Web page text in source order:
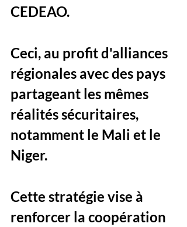
CEDEAO.
Ceci, au profit d'alliances
régionales avec des pays
partageant les mêmes
réalités sécuritaires,
notamment le Mali et le
Niger.
Cette stratégie vise à
renforcer la coopération